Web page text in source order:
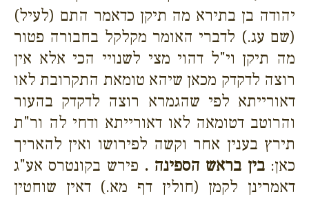
יהודה בן בתירא מה תיקן כדאמר התם (לעיל)
(שם עג.) לדברי האומר מקלקל בחבורה פטור
מה תיקן וי"ל דהוי מצי לשנויי הכי אלא אין
רוצה לדקדק מכאן שיהא טומאת התקרובת לאו
דאורייתא לפי שהגמרא רוצה לדקדק בהעור
והרוטב דטומאה לאו דאורייתא ודחי לה ור"ת
תירץ בענין אחר וקשה לפירושו ואין להאריך
כאן:בין בראש הספינה . פירש בקונטרס אע"ג
דאמרינן לקמן (חולין דף מא.) דאין שוחטין